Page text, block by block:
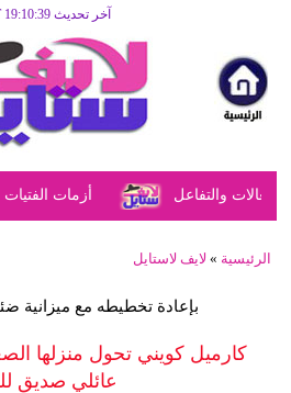
آخر تحديث GMT 19:10:39
أزمات الفتيات والتفاعل
الرئيسية » لايف لاستايل
بإعادة تخطيطه مع ميزانية
كارميل كويني تحول منزلها
عائلي صديق